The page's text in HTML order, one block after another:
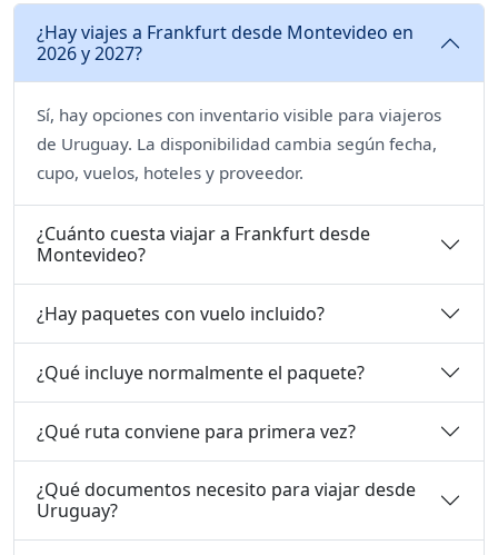
¿Hay viajes a Frankfurt desde Montevideo en
2026 y 2027?
Sí, hay opciones con inventario visible para viajeros
de Uruguay. La disponibilidad cambia según fecha,
cupo, vuelos, hoteles y proveedor.
¿Cuánto cuesta viajar a Frankfurt desde
Montevideo?
¿Hay paquetes con vuelo incluido?
¿Qué incluye normalmente el paquete?
¿Qué ruta conviene para primera vez?
¿Qué documentos necesito para viajar desde
Uruguay?